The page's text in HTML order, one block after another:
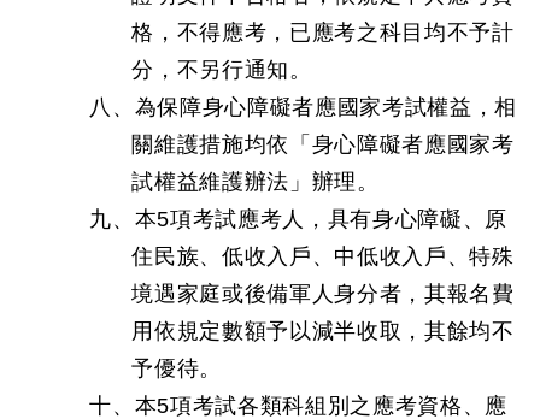
格，不得應考，已應考之科目均不予計
分，不另行通知。
八、為保障身心障礙者應國家考試權益，相
關維護措施均依「身心障礙者應國家考
試權益維護辦法」辦理。
九、本5項考試應考人，具有身心障礙、原
住民族、低收入戶、中低收入戶、特殊
境遇家庭或後備軍人身分者，其報名費
用依規定數額予以減半收取，其餘均不
予優待。
十、本5項考試各類科組別之應考資格、應